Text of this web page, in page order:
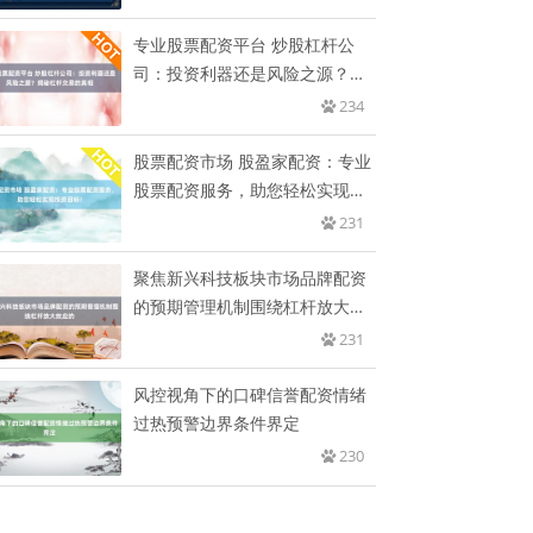
专业股票配资平台 炒股杠杆公
司：投资利器还是风险之源？揭
234
股票配资市场 股盈家配资：专业
股票配资服务，助您轻松实现投
231
聚焦新兴科技板块市场品牌配资
的预期管理机制围绕杠杆放大效
231
风控视角下的口碑信誉配资情绪
过热预警边界条件界定
230